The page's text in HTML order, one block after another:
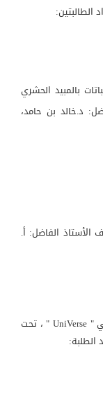
الطالبتين:
بالمبيد الحشري
د.خالد بن حامد،
الفاضل: أ.
5- منصة تعليمية باستخدام الواقع الافتراضي " UniVerse " ، تحت
الطلبة: